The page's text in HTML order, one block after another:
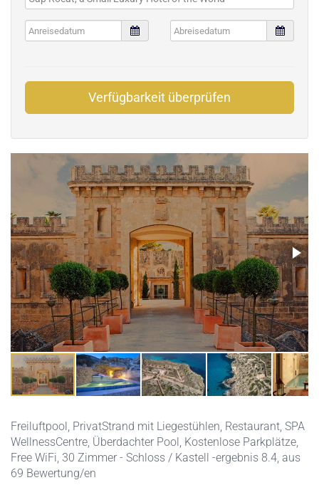
Verfügbarkeit überprüfen
Freiluftpool, PrivatStrand mit Liegestühlen, Restaurant, SPA
WellnessCentre, Überdachter Pool, Kostenlose Parkplätze,
Free WiFi, 30 Zimmer - Schloss / Kastell -ergebnis 8.4, aus
69 Bewertung/en